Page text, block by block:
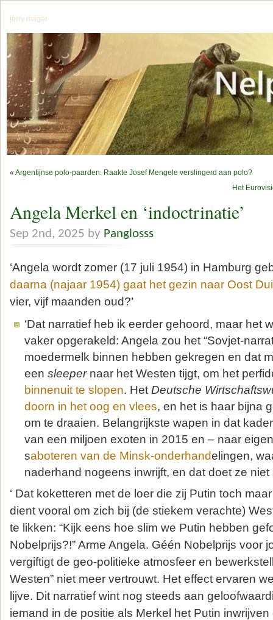
jerry mager
« Argentijnse polo-paarden. Raakte Josef Mengele verslingerd aan polo?
Het
Angela Merkel en ‘indoctrinatie’
Sep 2nd, 2025 by Panglosss
‘Angela wordt zomer (17 juli 1954) in Hamburg
daarna (najaar 1954) gaat het gezin naar Oost
vier, vijf maanden oud?’
‘Dat narratief heb ik eerder gehoord, maar het
vaker opgerakeld: Angela zou het “Sovjet-
moedermelk binnen hebben gekregen en dat
een sleepernaar het Westen tijgt, om het
binnenuit te slopen. Het Deutsche
doorn in het oog en vlees, en het is haar bijna
om te draaien. Belangrijkste wapen in dat
van een miljoen exoten in 2015 en – naar
saboteren van de Minsk-onderhandelingen,
naderhand nogeens inwrijft, en dat doet ze niet
‘ Dat koketteren met de loer die zij Putin toch
dient vooral om zich bij (de stiekem verachte)
te likken: “Kijk eens hoe slim we Putin hebben
Nobelprijs?!” Arme Angela. Géén Nobelprijs voor
vergiftigt de geo-politieke atmosfeer en
Westen” niet meer vertrouwt. Het effect ervaren
lijve. Dit narratief wint nog steeds aan
iemand in de positie als Merkel het Putin